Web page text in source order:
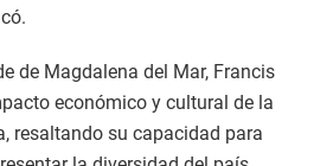
de Magdalena del Mar, Francis
económico y cultural de la
resaltando su capacidad para